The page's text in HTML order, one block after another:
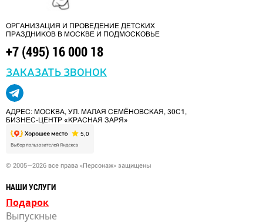
ОРГАНИЗАЦИЯ И ПРОВЕДЕНИЕ ДЕТСКИХ
ПРАЗДНИКОВ В МОСКВЕ И ПОДМОСКОВЬЕ
+7 (495) 16 000 18
ЗАКАЗАТЬ ЗВОНОК
АДРЕС: МОСКВА, УЛ. МАЛАЯ СЕМЁНОВСКАЯ, 30С1,
БИЗНЕС-ЦЕНТР «КРАСНАЯ ЗАРЯ»
© 2005—2026 все права «Персонаж» защищены
НАШИ УСЛУГИ
Подарок
Выпускные